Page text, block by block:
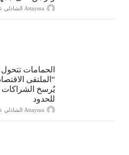
Attayma الشاذلي عرايبية
الحمامات
“الملتقى
يُرسخ الشراكات
للحدود
Attayma الشاذلي عرايبية